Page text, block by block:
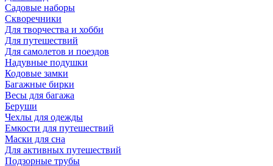
Садовые наборы
Скворечники
Для творчества и хобби
Для путешествий
Для самолетов и поездов
Надувные подушки
Кодовые замки
Багажные бирки
Весы для багажа
Беруши
Чехлы для одежды
Емкости для путешествий
Маски для сна
Для активных путешествий
Подзорные трубы